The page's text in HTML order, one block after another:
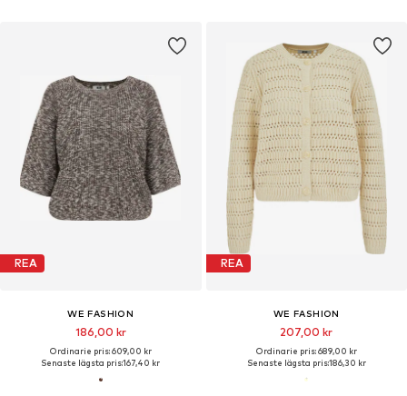
REA
WE FASHION
186,00 kr
Ordinarie pris: 609,00 kr
Senaste lägsta pris:167,40 kr
REA
WE FASHION
207,00 kr
Ordinarie pris: 689,00 kr
Senaste lägsta pris:186,30 kr